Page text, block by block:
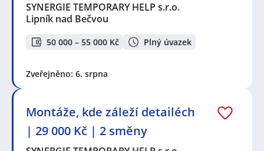
SYNERGIE TEMPORARY HELP s.r.o.
Lipník nad Bečvou
50 000 – 55 000 Kč Plný úvazek
Zveřejněno: 6. srpna
Montáže, kde záleží detailéch
| 29 000 Kč | 2 směny